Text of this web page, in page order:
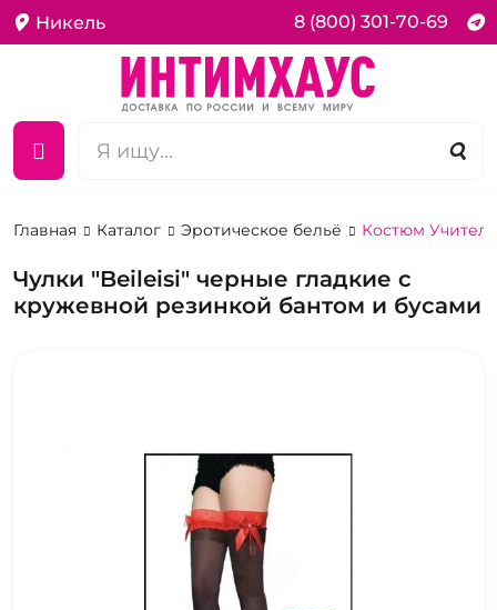
Никель 8 (800) 301-70-69
Главная Каталог Эротическое бельё Костюм
Чулки "Beileisi" черные гладкие с
кружевной резинкой бантом и бусами